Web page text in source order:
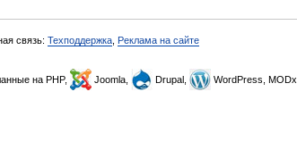
связь: Техподдержка Реклама на сайте
на PHP, Joomla, Drupal, WordPress, MODx.